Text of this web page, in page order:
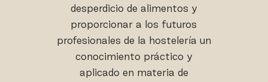
desperdicio de alimentos y
proporcionar a los futuros
profesionales de la hostelería un
conocimiento práctico y
aplicado en materia de